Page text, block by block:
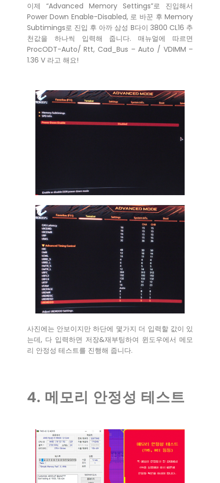
이제 “Advanced Memory Settings”로 진입해서
Power Down Enable-Disabled, 로 바꾼 후 Memory
Subtimings로 진입 후 아까 삼성 B다이 3800 CL16 추
천값을 하나씩 입력해 줍니다. 매뉴얼에 따르면
ProcODT-Auto/ Rtt, Cad_Bus – Auto / VDIMM –
1.36 V 라고 해요!
사진에는 안보이지만 하단에 몇가지 더 입력할 값이 있
는데, 다 입력하면 저장&재부팅하여 윈도우에서 메모
리 안정성 테스트를 진행해 줍니다.
4. 메모리 안정성 테스트